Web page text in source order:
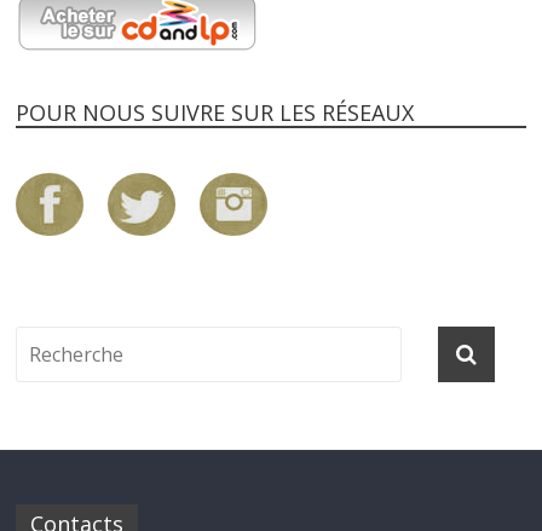
POUR NOUS SUIVRE SUR LES RÉSEAUX
Contacts